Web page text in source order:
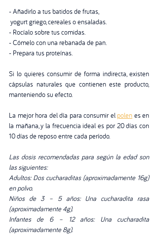
- Añadirlo a tus batidos de frutas,
yogurt griego, cereales o ensaladas.
- Rocíalo sobre tus comidas.
- Cómelo con una rebanada de pan.
- Prepara tus proteínas.
Si lo quieres consumir de forma indirecta, existen
cápsulas naturales que contienen este producto,
manteniendo su efecto.
La mejor hora del día para consumir el polen es en
la mañana, y la frecuencia ideal es por 20 días con
10 días de reposo entre cada período.
Las dosis recomendadas para según la edad son
las siguientes:
Adultos: Dos cucharaditas (aproximadamente 16g)
en polvo.
Niños de 3 – 5 años: Una cucharadita rasa
(aproximadamente 4g).
Infantes de 6 – 12 años: Una cucharadita
(aproximadamente 8g).